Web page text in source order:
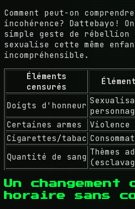
Comment peut-on
incohérence? Dattebayo!
simple geste de rébellion
sexualise cette même
incompréhensible.
Éléments
censurés
Doigts d'honneur
Certaines armes
Violence
Cigarettes/tabac
Quantité de sang Thèmes
Un changement
horaire sans